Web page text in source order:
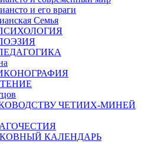
и его враги
Семья
ЧЕТИИХ-МИНЕЙ
КАЛЕНДАРЬ